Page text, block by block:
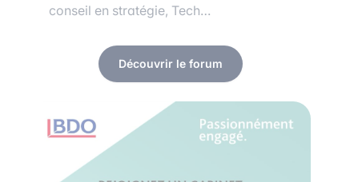
conseil en stratégie, Tech…
Découvrir le forum